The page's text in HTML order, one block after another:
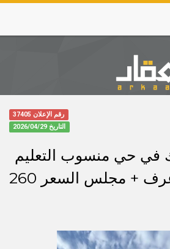
رقم الإعلان 37405
التاريخ 2026/04/29
في حي منسوب التعليم
الدور الثاني 3 غرف + مجلس السعر 260